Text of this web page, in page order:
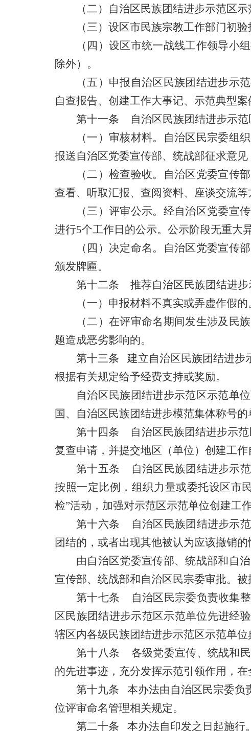
（二）自治区民族团结进步示范区示
（三）设区市民族宗教工作部门初
（四）设区市统一战线工作领导小
除外）。
（五）申报自治区民族团结进步示
自查报告、创建工作大事记、示范典型案
第十一条 自治区民族团结进步示范
（一）审核材料。自治区民宗委组
报送自治区党委宣传部、统战部征求意
（二）检查验收。自治区党委宣传
查看、听取汇报、查阅资料、座谈交流等
（三）评审公示。经自治区党委宣
进行5个工作日的公示。公示阶段无重大
（四）决定命名。自治区党委宣传
颁发牌匾。
第十二条 推荐自治区民族团结进步
（一）申报材料不真实或弄虚作假的
（二）在评审命名期间发生涉及民
题造成恶劣影响的。
第十三条 建立自治区民族团结进步
根据有关规定给予经费支持或奖励。
自治区民族团结进步示范区示范单
国、自治区民族团结进步模范集体称号
第十四条 自治区民族团结进步示范
复查申请，并提交地区（单位）创建工
第十五条 自治区民族团结进步示
按照一定比例，组织力量或委托设区市
检”活动，加强对示范区示范单位创建工
第十六条 自治区民族团结进步示
团结的，或者出现其他被认为应该撤销的
由自治区党委宣传部、统战部和自
宣传部、统战部和自治区民宗委审批。
第十七条 自治区民宗委负责收集
区民族团结进步示范区示范单位先进经
辖区内各级民族团结进步示范区示范单位
第十八条 各级党委宣传、统战和
的先进事迹，充分发挥示范引领作用，
第十九条 本办法由自治区民宗委负
位评审命名管理相关规定。
第二十条 本办法自印发之日起施行。